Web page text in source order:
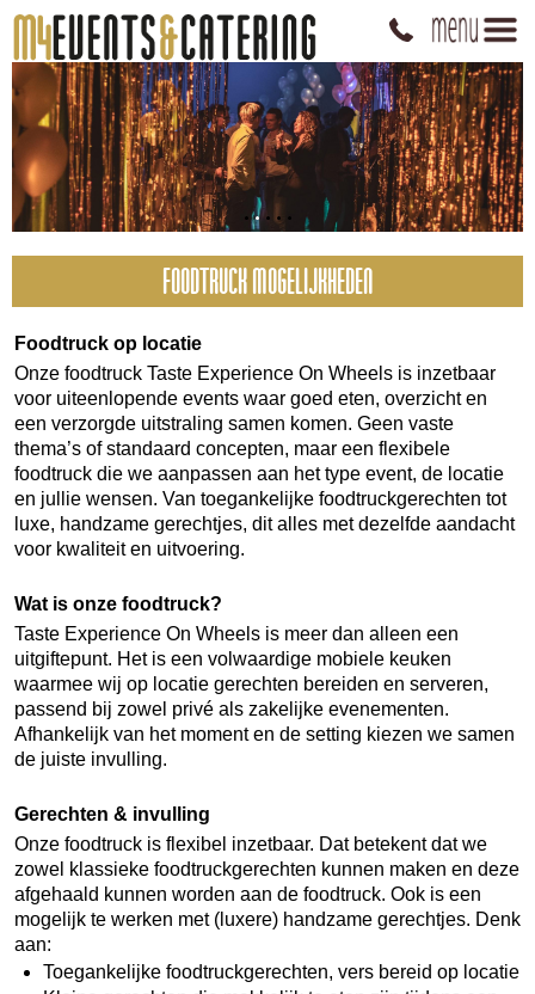
FOODTRUCK MOGELIJKHEDEN
Foodtruck op locatie
Onze foodtruck Taste Experience On Wheels is inzetbaar
voor uiteenlopende events waar goed eten, overzicht en
een verzorgde uitstraling samen komen. Geen vaste
thema’s of standaard concepten, maar een flexibele
foodtruck die we aanpassen aan het type event, de locatie
en jullie wensen. Van toegankelijke foodtruckgerechten tot
luxe, handzame gerechtjes, dit alles met dezelfde aandacht
voor kwaliteit en uitvoering.
Wat is onze foodtruck?
Taste Experience On Wheels is meer dan alleen een
uitgiftepunt. Het is een volwaardige mobiele keuken
waarmee wij op locatie gerechten bereiden en serveren,
passend bij zowel privé als zakelijke evenementen.
Afhankelijk van het moment en de setting kiezen we samen
de juiste invulling.
Gerechten & invulling
Onze foodtruck is flexibel inzetbaar. Dat betekent dat we
zowel klassieke foodtruckgerechten kunnen maken en deze
afgehaald kunnen worden aan de foodtruck. Ook is een
mogelijk te werken met (luxere) handzame gerechtjes. Denk
aan:
Toegankelijke foodtruckgerechten, vers bereid op locatie